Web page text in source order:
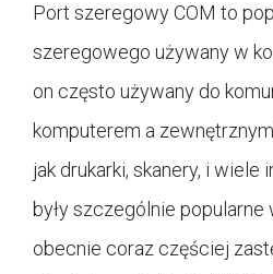
Port szeregowy COM to
szeregowego używany w
on często używany do
komputerem a
jak drukarki, skanery, i wiele
były szczególnie popularne
obecnie coraz częściej